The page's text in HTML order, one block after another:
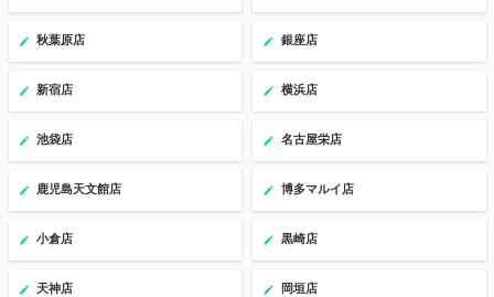
秋葉原店 銀座店
新宿店 横浜店
池袋店 名古屋栄店
鹿児島天文館店 博多マルイ店
小倉店 黒崎店
天神店 岡垣店